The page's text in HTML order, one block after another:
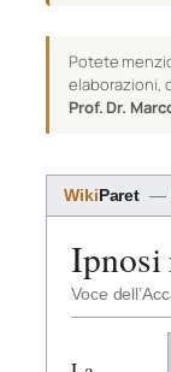
Potete
elaborazioni,
Prof. Dr.
WikiParet —
Ipnosi
Voce